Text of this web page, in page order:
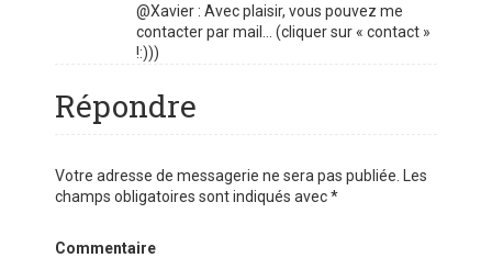
@Xavier : Avec plaisir, vous pouvez me
contacter par mail… (cliquer sur « contact »
!:)))
Répondre
Votre adresse de messagerie ne sera pas publiée.
Les
champs obligatoires sont indiqués avec*
Commentaire